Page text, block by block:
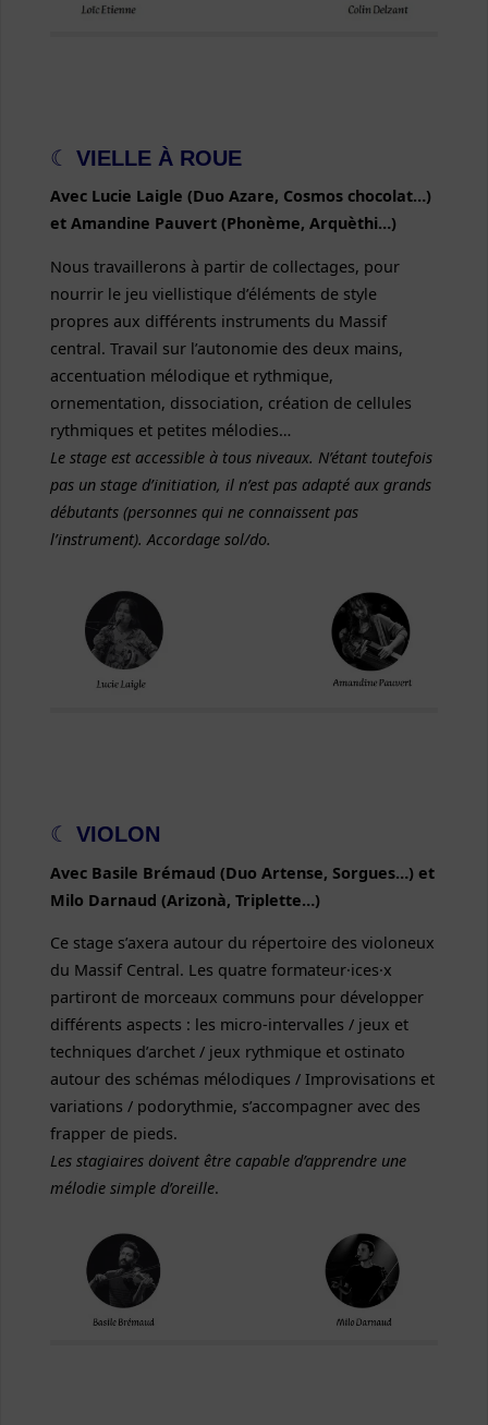
☾ VIELLE À ROUE
Avec Lucie Laigle (Duo Azare, Cosmos chocolat…)
et Amandine Pauvert (Phonème, Arquèthi…)
Nous travaillerons à partir de collectages, pour
nourrir le jeu viellistique d’éléments de style
propres aux différents instruments du Massif
central. Travail sur l’autonomie des deux mains,
accentuation mélodique et rythmique,
ornementation, dissociation, création de cellules
rythmiques et petites mélodies…
Le stage est accessible à tous niveaux. N’étant toutefois
pas un stage d’initiation, il n’est pas adapté aux grands
débutants (personnes qui ne connaissent pas
l’instrument). Accordage sol/do.
☾ VIOLON
Avec Basile Brémaud (Duo Artense, Sorgues…) et
Milo Darnaud (Arizonà, Triplette…)
Ce stage s’axera autour du répertoire des violoneux
du Massif Central. Les quatre formateur·ices·x
partiront de morceaux communs pour développer
différents aspects : les micro-intervalles / jeux et
techniques d’archet / jeux rythmique et ostinato
autour des schémas mélodiques / Improvisations et
variations / podorythmie, s’accompagner avec des
frapper de pieds.
Les stagiaires doivent être capable d’apprendre une
mélodie simple d’oreille.